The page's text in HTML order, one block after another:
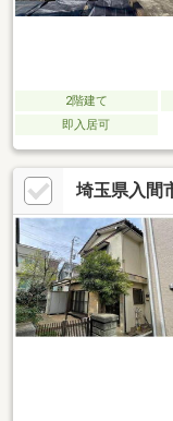
2階建て
即入居可
埼玉県入間